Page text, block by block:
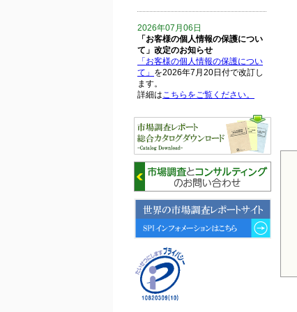
2026年07月06日
「お客様の個人情報の保護につい
て」改定のお知らせ
「お客様の個人情報の保護につい
て」 を2026年7月20日付で改訂し
ます。
詳細はこちらをご覧ください。
2026年06月15日
6月15日、「中国の医療保険医薬
品リスト 」を発刊しました。
2026年06月01日
6月1日、「2026-27年版 5G SA、
6GにおけるIoT／サービス市場の
動向 」を発刊しました。
2026年04月30日
4月30日、「2026年版 オンライン
診療サービスの現状と将来展望 」
を発刊しました。